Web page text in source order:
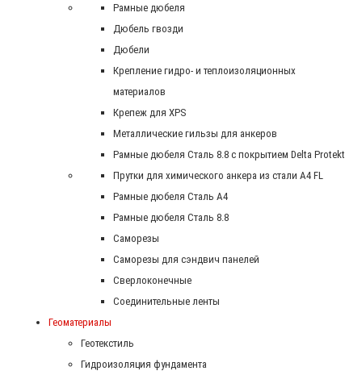
Рамные дюбеля
Дюбель гвозди
Дюбели
Крепление гидро- и теплоизоляционных
материалов
Крепеж для XPS
Металлические гильзы для анкеров
Рамные дюбеля Сталь 8.8 с покрытием Delta Protekt
Прутки для химического анкера из стали А4 FL
Рамные дюбеля Сталь A4
Рамные дюбеля Сталь 8.8
Саморезы
Саморезы для сэндвич панелей
Сверлоконечные
Соединительные ленты
Геоматериалы
Геотекстиль
Гидроизоляция фундамента